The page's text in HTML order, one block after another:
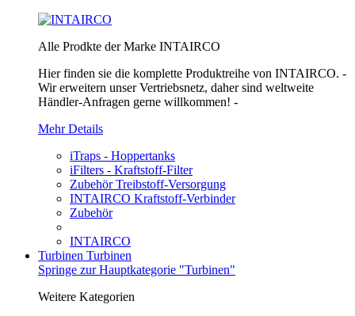
Alle Prodkte der Marke INTAIRCO
Hier finden sie die komplette Produktreihe von INTAIRCO. -
Wir erweitern unser Vertriebsnetz, daher sind weltweite
Händler-Anfragen gerne willkommen! -
Mehr Details
iTraps - Hoppertanks
iFilters - Kraftstoff-Filter
Zubehör Treibstoff-Versorgung
INTAIRCO Kraftstoff-Verbinder
Zubehör
INTAIRCO
Turbinen Turbinen
Springe zur Hauptkategorie "Turbinen"
Weitere Kategorien